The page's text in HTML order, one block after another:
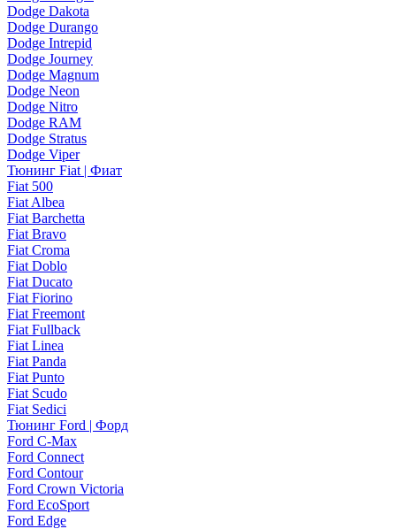
Dodge Dakota
Dodge Durango
Dodge Intrepid
Dodge Journey
Dodge Magnum
Dodge Neon
Dodge Nitro
Dodge RAM
Dodge Stratus
Dodge Viper
Тюнинг Fiat | Фиат
Fiat 500
Fiat Albea
Fiat Barchetta
Fiat Bravo
Fiat Croma
Fiat Doblo
Fiat Ducato
Fiat Fiorino
Fiat Freemont
Fiat Fullback
Fiat Linea
Fiat Panda
Fiat Punto
Fiat Scudo
Fiat Sedici
Тюнинг Ford | Форд
Ford C-Max
Ford Connect
Ford Contour
Ford Crown Victoria
Ford EcoSport
Ford Edge